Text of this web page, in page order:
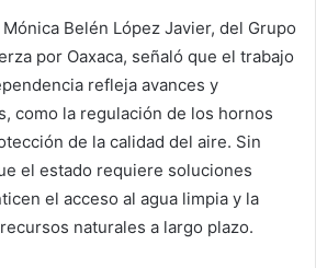
Belén López Javier, del Grupo
por Oaxaca, señaló que el trabajo
refleja avances y
como la regulación de los hornos
de la calidad del aire. Sin
el estado requiere soluciones
el acceso al agua limpia y la
naturales a largo plazo.